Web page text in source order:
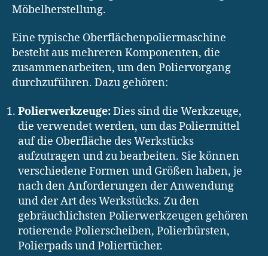
Möbelherstellung.
Eine typische Oberflächenpoliermaschine
besteht aus mehreren Komponenten, die
zusammenarbeiten, um den Poliervorgang
durchzuführen. Dazu gehören:
Polierwerkzeuge:Dies sind die Werkzeuge,
die verwendet werden, um das Poliermittel
auf die Oberfläche des Werkstücks
aufzutragen und zu bearbeiten. Sie können
verschiedene Formen und Größen haben, je
nach den Anforderungen der Anwendung
und der Art des Werkstücks. Zu den
gebräuchlichsten Polierwerkzeugen gehören
rotierende Polierscheiben, Polierbürsten,
Polierpads und Poliertücher.